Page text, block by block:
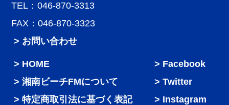
TEL：046-870-3313
FAX：046-870-3323
> お問い合わせ
HOME
湘南ビーチFMについて
特定商取引法に基づく表記
Facebook
Twitter
Instagram